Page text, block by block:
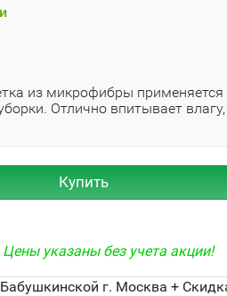
из микрофибры применяется
Отлично впитывает влагу,
Купить
Цены указаны без учета акции!
г. Москва +